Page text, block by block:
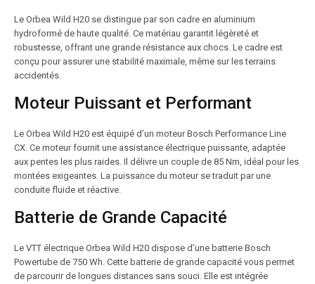
Le Orbea Wild H20 se distingue par son cadre en aluminium
hydroformé de haute qualité. Ce matériau garantit légèreté et
robustesse, offrant une grande résistance aux chocs. Le cadre est
conçu pour assurer une stabilité maximale, même sur les terrains
accidentés.
Moteur Puissant et Performant
Le Orbea Wild H20 est équipé d’un moteur Bosch Performance Line
CX. Ce moteur fournit une assistance électrique puissante, adaptée
aux pentes les plus raides. Il délivre un couple de 85 Nm, idéal pour les
montées exigeantes. La puissance du moteur se traduit par une
conduite fluide et réactive.
Batterie de Grande Capacité
Le VTT électrique Orbea Wild H20 dispose d’une batterie Bosch
Powertube de 750 Wh. Cette batterie de grande capacité vous permet
de parcourir de longues distances sans souci. Elle est intégrée